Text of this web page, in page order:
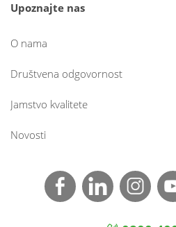
Upoznajte nas
O nama
Društvena odgovornost
Jamstvo kvalitete
Novosti